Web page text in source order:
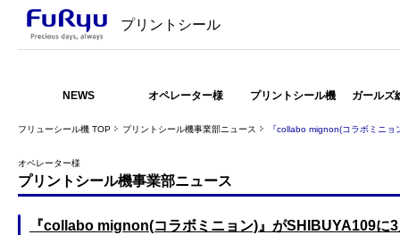
プリントシール
NEWS オペレーター様 プリントシール機 ガールズ
フリューシール機 TOP プリントシール機事業部ニュース 『collabo mignon(コラボミニ
オペレーター様
プリントシール機事業部ニュース
『collabo mignon(コラボミニョン)』がSHIBUYA109に